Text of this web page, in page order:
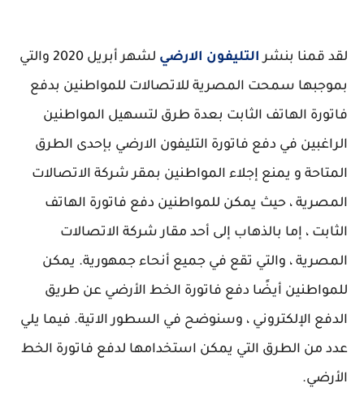
لقد قمنا بنشر التليفون الارضي
لشهر أبريل 2020 والتي
بموجبها سمحت المصرية للاتصالات للمواطنين بدفع
فاتورة الهاتف الثابت بعدة طرق لتسهيل المواطنين
الراغبين في دفع فاتورة التليفون الارضي بإحدى الطرق
المتاحة و يمنع إجلاء المواطنين بمقر شركة الاتصالات
المصرية ، حيث يمكن للمواطنين دفع فاتورة الهاتف
الثابت ، إما بالذهاب إلى أحد مقار شركة الاتصالات
المصرية ، والتي تقع في جميع أنحاء جمهورية. يمكن
للمواطنين أيضًا دفع فاتورة الخط الأرضي عن طريق
الدفع الإلكتروني ، وسنوضح في السطور الاتية. فيما يلي
عدد من الطرق التي يمكن استخدامها لدفع فاتورة الخط
الأرضي.